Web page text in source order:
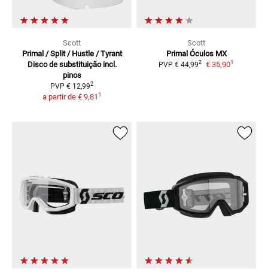
Scott
Primal / Split / Hustle / Tyrant
Disco de substituição incl.
pinos
PVP € 12,992
a partir de € 9,811
Scott
Primal Óculos MX
PVP € 44,992 € 35,901